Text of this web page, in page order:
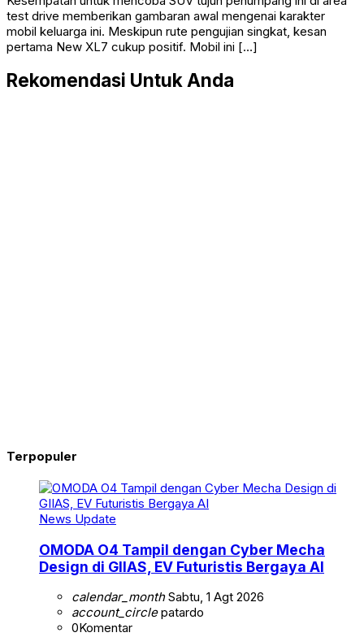
test drive memberikan gambaran awal mengenai karakter
mobil keluarga ini. Meskipun rute pengujian singkat, kesan
pertama New XL7 cukup positif. Mobil ini […]
Rekomendasi Untuk Anda
Terpopuler
News Update
OMODA O4 Tampil dengan Cyber Mecha
Design di GIIAS, EV Futuristis Bergaya AI
calendar_monthSabtu, 1 Agt 2026
account_circlepatardo
0Komentar